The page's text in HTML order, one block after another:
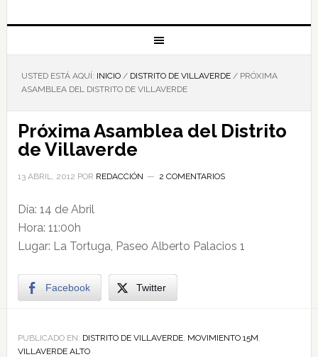
USTED ESTÁ AQUÍ: INICIO / DISTRITO DE VILLAVERDE /PRÓXIMA
ASAMBLEA DEL DISTRITO DE VILLAVERDE
Próxima Asamblea del Distrito
de Villaverde
13 ABRIL, 2012 POR REDACCIÓN 2 COMENTARIOS
Día: 14 de Abril
Hora: 11:00h
Lugar: La Tortuga, Paseo Alberto Palacios 1
Facebook Twitter
PUBLICADO EN: DISTRITO DE VILLAVERDE, MOVIMIENTO 15M,
VILLAVERDE ALTO